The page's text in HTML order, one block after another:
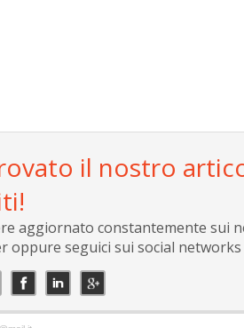
il nostro
aggiornato constantemente sui
oppure seguici sui social networks